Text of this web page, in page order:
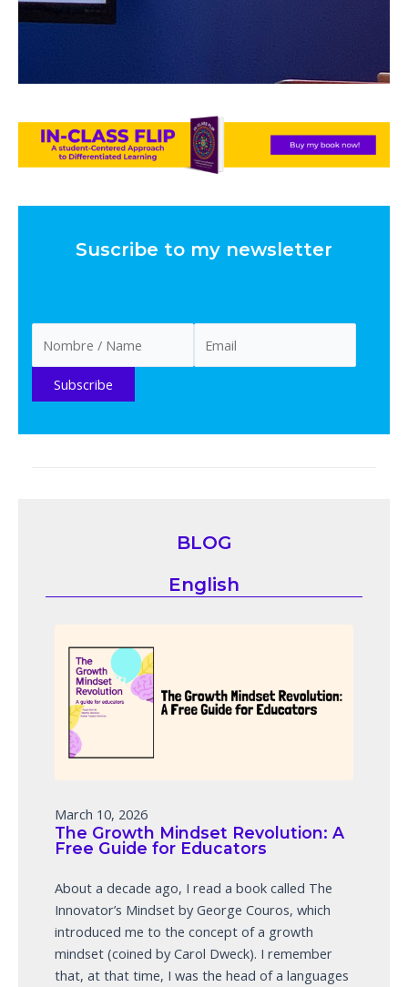
Suscribe to my newsletter
BLOG
English
March 10, 2026
The Growth Mindset Revolution: A
Free Guide for Educators
About a decade ago, I read a book called The
Innovator’s Mindset by George Couros, which
introduced me to the concept of a growth
mindset (coined by Carol Dweck). I remember
that, at that time, I was the head of a languages